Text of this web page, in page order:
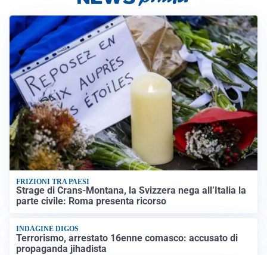
FRIZIONI TRA PAESI
Strage di Crans-Montana, la Svizzera nega all’Italia la
parte civile: Roma presenta ricorso
INDAGINE DIGOS
Terrorismo, arrestato 16enne comasco: accusato di
propaganda jihadista